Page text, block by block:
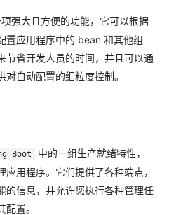
强大且方便的功能，它可以根据
置应用程序中的 bean 和其他组
节省开发人员的时间，并且可以通
自动配置的细粒度控制。
Boot
中的一组生产就绪特性，
用程序。它们提供了各种端点，
的信息，并允许您执行各种管理任
置。